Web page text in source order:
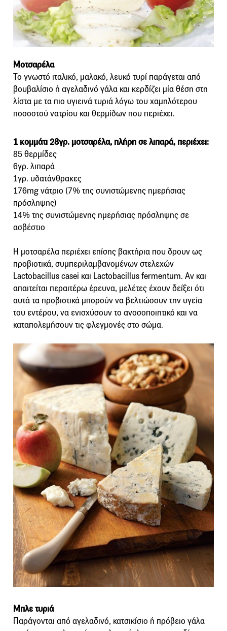
Μοτσαρέλα
Το γνωστό ιταλικό, μαλακό, λευκό τυρί παράγεται από
βουβαλίσιο ή αγελαδινό γάλα και κερδίζει μία θέση στη
λίστα με τα πιο υγιεινά τυριά λόγω του χαμηλότερου
ποσοστού νατρίου και θερμίδων που περιέχει.
1 κομμάτι 28γρ. μοτσαρέλα, πλήρη σε λιπαρά, περιέχει:
85 θερμίδες
6γρ. λιπαρά
1γρ. υδατάνθρακες
176mg νάτριο (7% της συνιστώμενης ημερήσιας
πρόσληψης)
14% της συνιστώμενης ημερήσιας πρόσληψης σε
ασβέστιο
Η μοτσαρέλα περιέχει επίσης βακτήρια που δρουν ως
προβιοτικά, συμπεριλαμβανομένων στελεχών
Lactobacillus casei και Lactobacillus fermentum. Αν και
απαιτείται περαιτέρω έρευνα, μελέτες έχουν δείξει ότι
αυτά τα προβιοτικά μπορούν να βελτιώσουν την υγεία
του εντέρου, να ενισχύσουν το ανοσοποιητικό και να
καταπολεμήσουν τις φλεγμονές στο σώμα.
Μπλε τυριά
Παράγονται από αγελαδινό, κατσικίσιο ή πρόβειο γάλα